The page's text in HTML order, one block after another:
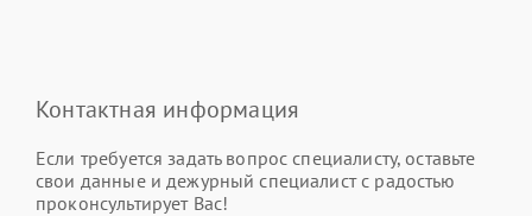
Контактная информация
Если требуется задать вопрос специалисту, оставьте
свои данные и дежурный специалист с радостью
проконсультирует Вас!